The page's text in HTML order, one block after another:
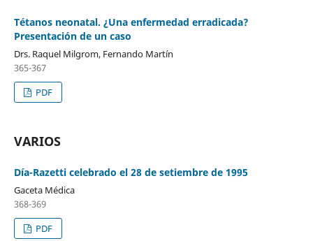
Tétanos neonatal. ¿Una enfermedad erradicada?
Presentación de un caso
Drs. Raquel Milgrom, Fernando Martín
365-367
PDF
VARIOS
Día-Razetti celebrado el 28 de setiembre de 1995
Gaceta Médica
368-369
PDF